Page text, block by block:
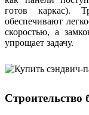
готов каркас).
обеспечивают
скоростью, а
упрощает задачу.
Строительство